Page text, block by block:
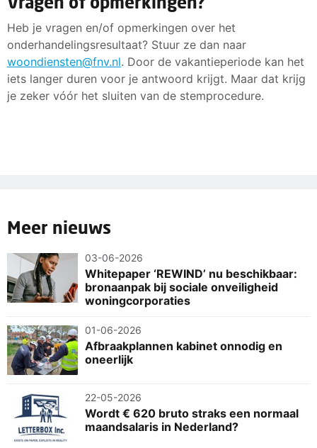
Heb je vragen en/of opmerkingen over het
onderhandelingsresultaat? Stuur ze dan naar
woondiensten@fnv.nl. Door de vakantieperiode kan het
iets langer duren voor je antwoord krijgt. Maar dat krijg
je zeker vóór het sluiten van de stemprocedure.
Meer nieuws
03-06-2026
Whitepaper ‘REWIND’ nu beschikbaar:
bronaanpak bij sociale onveiligheid
woningcorporaties
01-06-2026
Afbraakplannen kabinet onnodig en
oneerlijk
22-05-2026
Wordt € 620 bruto straks een normaal
maandsalaris in Nederland?